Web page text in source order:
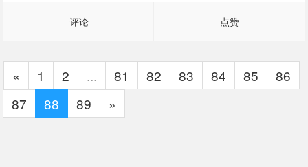
评论 点赞
« 1 2 ... 81 82 83 84 85
86
87
88 89 »